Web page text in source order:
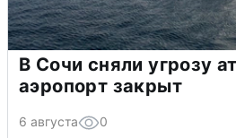
В Сочи сняли угрозу
аэропорт закрыт
6 августа 0